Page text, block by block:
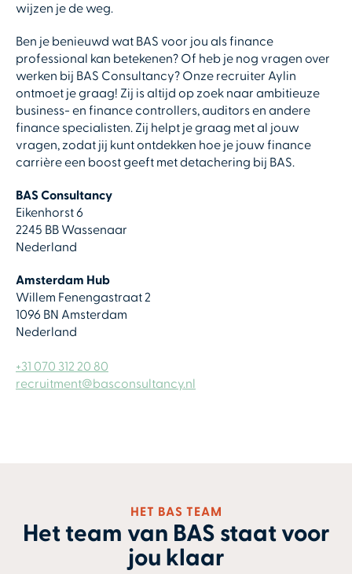
wijzen je de weg.
Ben je benieuwd wat BAS voor jou als finance
professional kan betekenen? Of heb je nog vragen over
werken bij BAS Consultancy? Onze recruiter Aylin
ontmoet je graag! Zij is altijd op zoek naar ambitieuze
business- en finance controllers, auditors en andere
finance specialisten. Zij helpt je graag met al jouw
vragen, zodat jij kunt ontdekken hoe je jouw finance
carrière een boost geeft met detachering bij BAS.
BAS Consultancy
Eikenhorst 6
2245 BB Wassenaar
Nederland
Amsterdam Hub
Willem Fenengastraat 2
1096 BN Amsterdam
Nederland
+31 070 312 20 80
recruitment@basconsultancy.nl
HET BAS TEAM
Het team van BAS staat voor
jou klaar